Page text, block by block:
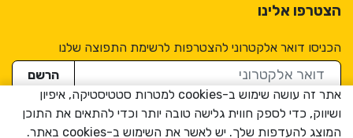
הצטרפו אלינו
הכניסו דואר אלקטרוני להצטרפות לרשימת התפוצה שלנו
דואר אלקטרוני
הרשם
אתר זה עושה שימוש ב-cookies למטרות סטטיסטיקה, איפיון
ושיווק, כדי לספק חווית גלישה טובה יותר וכדי להתאים את התוכן
המוצג להעדפות שלך. יש לאשר את השימוש ב-cookies באתר.